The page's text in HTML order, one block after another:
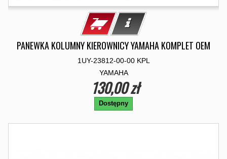
PANEWKA KOLUMNY KIEROWNICY YAMAHA KOMPLET OEM
1UY-23812-00-00 KPL
YAMAHA
130,00 zł
Dostępny